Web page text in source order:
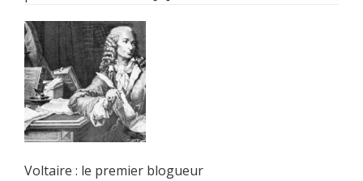
Voltaire : le premier blogueur